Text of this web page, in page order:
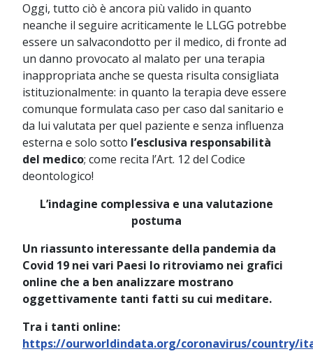
Oggi, tutto ciò è ancora più valido in quanto
neanche il seguire acriticamente le LLGG potrebbe
essere un salvacondotto per il medico, di fronte ad
un danno provocato al malato per una terapia
inappropriata anche se questa risulta consigliata
istituzionalmente: in quanto la terapia deve essere
comunque formulata caso per caso dal sanitario e
da lui valutata per quel paziente e senza influenza
esterna e solo sotto l’esclusiva responsabilità
del medico; come recita l’Art. 12 del Codice
deontologico!
L’indagine complessiva e una valutazione
postuma
Un riassunto interessante della pandemia da
Covid 19 nei vari Paesi lo ritroviamo nei grafici
online che a ben analizzare mostrano
oggettivamente tanti fatti su cui meditare.
Tra i tanti online:
https://ourworldindata.org/coronavirus/country/